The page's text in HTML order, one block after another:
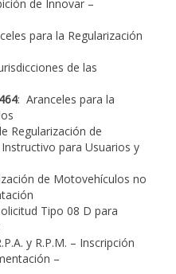
de Innovar –
para la Regularización
de las
: Aranceles para la
Regularización de
para Usuarios y
de Motovehículos no
Tipo 08 D para
y R.P.M. – Inscripción
–